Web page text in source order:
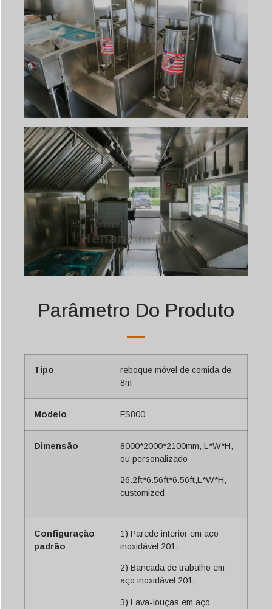
Parâmetro Do Produto
Tipo
reboque móvel de comida de
8m
Modelo FS800
Dimensão
8000*2000*2100mm, L*W*H,
ou personalizado
26.2ft*6.56ft*6.56ft,L*W*H,
customized
Configuração
padrão
1) Parede interior em aço
inoxidável 201,
2) Bancada de trabalho em
aço inoxidável 201,
3) Lava-louças em aço